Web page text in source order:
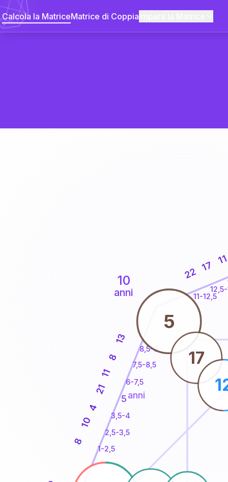
Calcola la MatriceMatrice di Coppia
10
anni
1-2,5
2,5-3,5
3,5-4
6-7,5
7,5-8,5
8,5-9
11-12,5
8
10
4
21
11
8
13
22 17
11
5
17
5anni